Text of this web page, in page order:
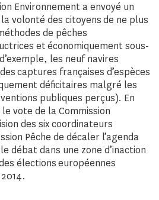
Environnement a envoyé un
volonté des citoyens de ne plus
de pêches
et économiquement sous-
les neuf navires
captures françaises d’espèces
déficitaires malgré les
publiques perçus). En
vote de la Commission
des six coordinateurs
Pêche de décaler l’agenda
débat dans une zone d’inaction
élections européennes